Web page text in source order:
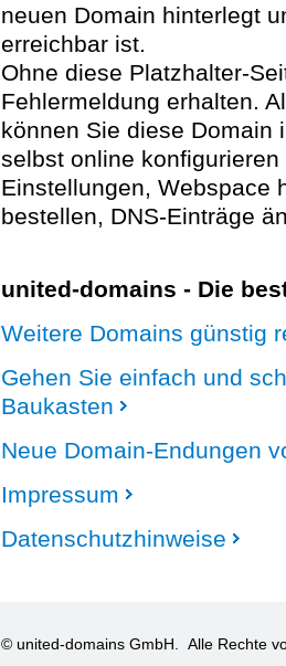
neuen Domain hinterlegt
erreichbar ist.
Ohne diese Platzhalter-
Fehlermeldung erhalten.
können Sie diese Domain
selbst online
Einstellungen, Webspace
bestellen, DNS-Einträge
united-domains - Die
Weitere Domains günstig
Gehen Sie einfach und
Baukasten
Neue Domain-Endungen
Impressum
Datenschutzhinweise
© united-domains GmbH. Alle Rechte